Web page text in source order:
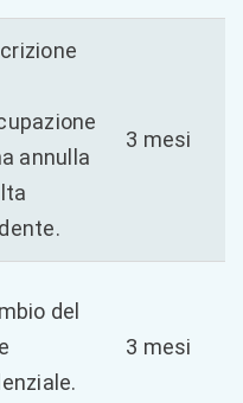
annulla
3 mesi
del
3 mesi